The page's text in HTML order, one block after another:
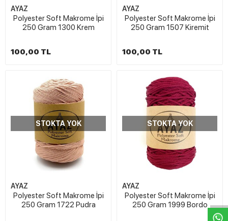
WhtsappDeseHatt
AYAZ
Polyester Soft Makrome İpi
250 Gram 1300 Krem
100,00 TL
AYAZ
Polyester Soft Makrome İpi
250 Gram 1507 Kiremit
100,00 TL
STOKTA YOK
AYAZ
Polyester Soft Makrome İpi
250 Gram 1722 Pudra
STOKTA YOK
AYAZ
Polyester Soft Makrome İpi
250 Gram 1999 Bordo